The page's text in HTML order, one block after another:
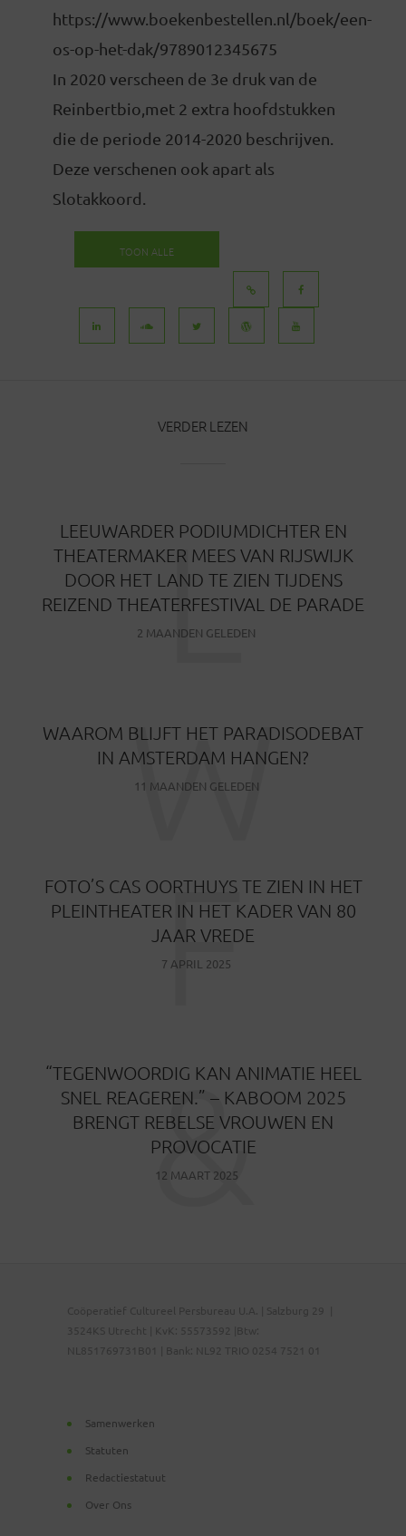
https://www.boekenbestellen.nl/boek/een-
os-op-het-dak/9789012345675
In 2020 verscheen de 3e druk van de
Reinbertbio,met 2 extra hoofdstukken
die de periode 2014-2020 beschrijven.
Deze verschenen ook apart als
Slotakkoord.
TOON ALLE
VERDER LEZEN
LEEUWARDER PODIUMDICHTER EN
THEATERMAKER MEES VAN RIJSWIJK
DOOR HET LAND TE ZIEN TIJDENS
REIZEND THEATERFESTIVAL DE PARADE
2 MAANDEN GELEDEN
L
WAAROM BLIJFT HET PARADISODEBAT
IN AMSTERDAM HANGEN?
11 MAANDEN GELEDEN
W
FOTO’S CAS OORTHUYS TE ZIEN IN HET
PLEINTHEATER IN HET KADER VAN 80
JAAR VREDE
7 APRIL 2025
F
“TEGENWOORDIG KAN ANIMATIE HEEL
SNEL REAGEREN.” – KABOOM 2025
BRENGT REBELSE VROUWEN EN
PROVOCATIE
12 MAART 2025
&
Coöperatief Cultureel Persbureau U.A. | Salzburg 29 |
3524KS Utrecht | KvK: 55573592 |Btw:
NL851769731B01 | Bank: NL92 TRIO 0254 7521 01
Samenwerken
Statuten
Redactiestatuut
Over Ons